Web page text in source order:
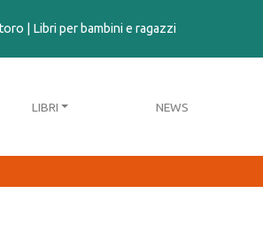
| Libri per bambini e ragazzi
LIBRI NEWS